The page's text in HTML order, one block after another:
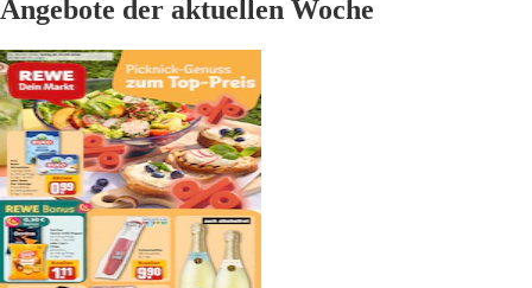
Angebote der aktuellen Woche